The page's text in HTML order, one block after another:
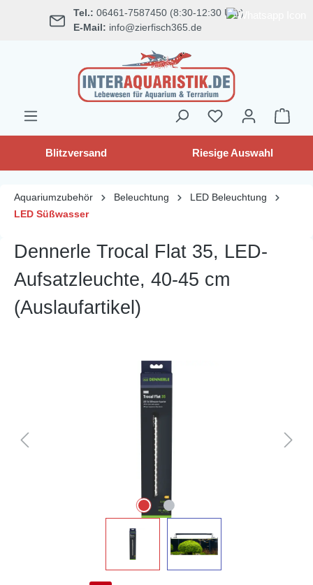
springen Tel.: 06461-7587450 (8:30-12:30 Uhr)
E-Mail: info@zierfisch365.de
Blitzversand Riesige Auswahl
Aquariumzubehör Beleuchtung
LED Beleuchtung
LED Süßwasser
Dennerle Trocal Flat 35, LED-
Aufsatzleuchte, 40-45 cm
(Auslaufartikel)